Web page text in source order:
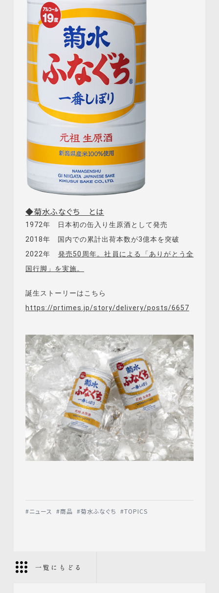
◆菊水ふなぐち とは
1972年 日本初の缶入り生原酒として発売
2018年 国内での累計出荷本数が3億本を突破
2022年 発売50周年。社員による「ありがとう全
国行脚」を実施。
誕生ストーリーはこちら
https://prtimes.jp/story/delivery/posts/6657
#ニュース #商品 #菊水ふなぐち #TOPICS
一覧にもどる